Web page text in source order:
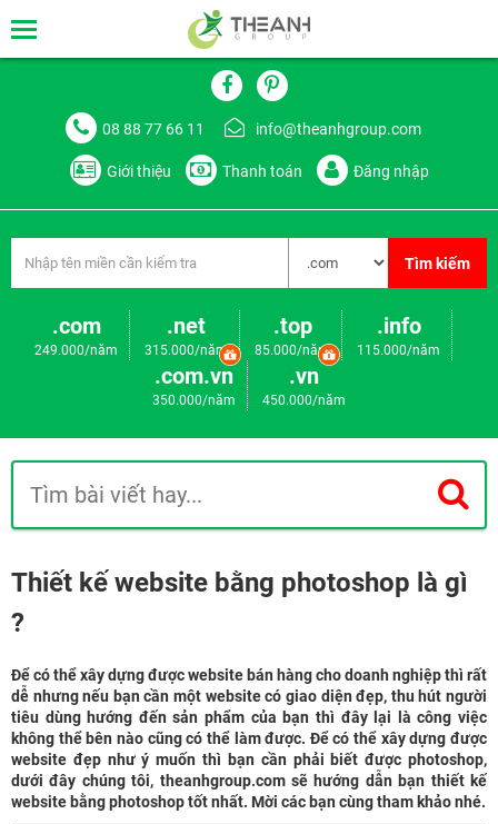
08 88 77 66 11 info@theanhgroup.com
Giới thiệu Thanh toán Đăng nhập
Tìm kiếm
.com
249.000/năm
.net
315.000/năm
.top
85.000/năm
.info
115.000/năm
.com.vn
350.000/năm
.vn
450.000/năm
Thiết kế website bằng photoshop là gì
?
Để có thể xây dựng được website bán hàng cho doanh nghiệp thì rất
dễ nhưng nếu bạn cần một website có giao diện đẹp, thu hút người
tiêu dùng hướng đến sản phẩm của bạn thì đây lại là công việc
không thể bên nào cũng có thể làm được. Để có thể xây dựng được
website đẹp như ý muốn thì bạn cần phải biết được photoshop,
dưới đây chúng tôi, theanhgroup.com sẽ hướng dẫn bạn thiết kế
website bằng photoshop tốt nhất. Mời các bạn cùng tham khảo nhé.